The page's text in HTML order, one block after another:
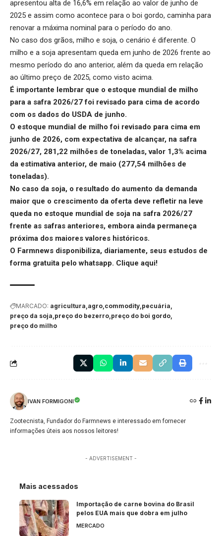
apresentou alta de 16,6% em relação ao valor de junho de
2025 e assim como acontece para o boi gordo, caminha para
renovar a máxima nominal para o período do ano.
No caso dos grãos, milho e soja, o cenário é diferente. O
milho e a soja apresentam queda em junho de 2026 frente ao
mesmo período do ano anterior, além da queda em relação
ao último preço de 2025, como visto acima.
É importante lembrar que o estoque mundial de milho
para a safra 2026/27 foi revisado para cima de acordo
com os dados do USDA de junho.
O estoque mundial de milho foi revisado para cima em
junho de 2026, com expectativa de alcançar, na safra
2026/27, 281,22 milhões de toneladas, valor 1,3% acima
da estimativa anterior, de maio (277,54 milhões de
toneladas).
No caso da soja, o resultado do aumento da demanda
maior que o crescimento da oferta deve refletir na leve
queda no estoque mundial de soja na safra 2026/27
frente as safras anteriores, embora ainda permaneça
próxima dos maiores valores históricos.
O Farmnews disponibiliza, diariamente, seus estudos de
forma gratuita pelo whatsapp. Clique aqui!
MARCADO: agricultura agro commodity pecuária
preço da soja preço do bezerro preço do boi gordo
preço do milho
IVAN FORMIGONI
Zootecnista, Fundador do Farmnews e interessado em fornecer
informações úteis aos nossos leitores!
- ADVERTISEMENT -
Mais acessados
Importação de carne bovina do Brasil
pelos EUA mais que dobra em julho
MERCADO